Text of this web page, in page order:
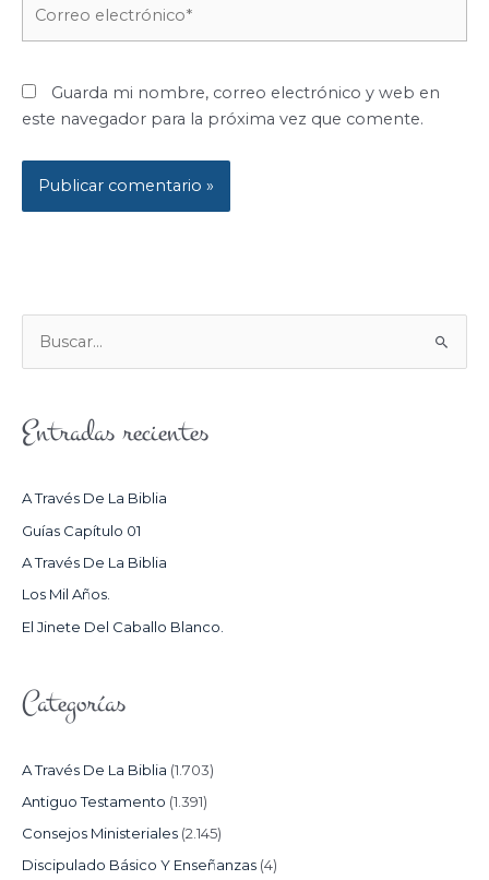
electrónico*
Guarda mi nombre, correo electrónico y web en
este navegador para la próxima vez que comente.
U
C
R
:
Entradas recientes
A Través De La Biblia
Guías Capítulo 01
A Través De La Biblia
Los Mil Años.
El Jinete Del Caballo Blanco.
Categorías
A Través De La Biblia (1.703)
Antiguo Testamento (1.391)
Consejos Ministeriales (2.145)
Discipulado Básico Y Enseñanzas (4)